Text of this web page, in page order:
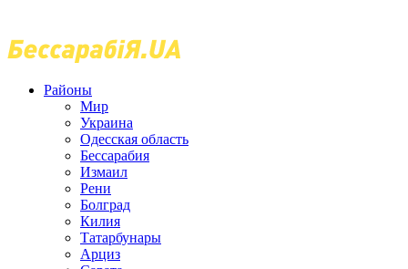
Районы
Мир
Украина
Одесская область
Бессарабия
Измаил
Рени
Болград
Килия
Татарбунары
Арциз